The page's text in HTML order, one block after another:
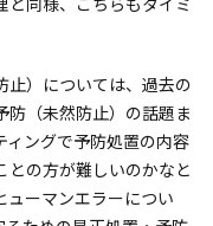
止）については、過去の
防（未然防止）の話題ま
ィングで予防処置の内容
との方が難しいのかなと
ューマンエラーについ